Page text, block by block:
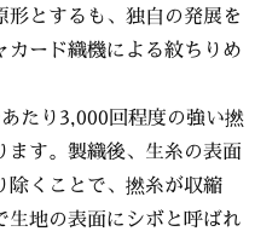
とするも、独自の発展を
ード織機による紋ちりめ
たり3,000回程度の強い撚
ます。製織後、生糸の表面
除くことで、撚糸が収縮
生地の表面にシボと呼ばれ